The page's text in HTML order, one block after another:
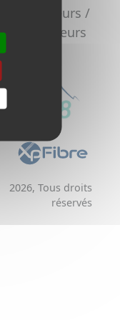
Promoteurs /
Aménageurs
2026, Tous droits
réservés